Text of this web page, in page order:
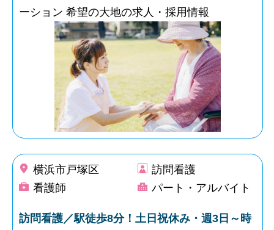
ーション 希望の大地の求人・採用情報
横浜市戸塚区
訪問看護
看護師
パート・アルバイト
訪問看護／駅徒歩8分！土日祝休み・週3日～時